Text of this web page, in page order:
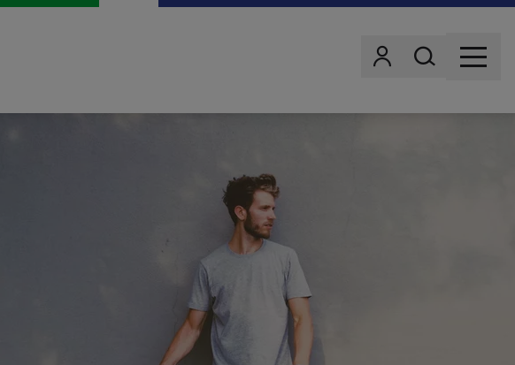
Benutzer
Wonach suchst
MENU